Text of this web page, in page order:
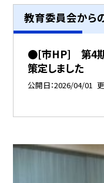
教育委員会から
●[市HP] 第4期
策定しました
公開日 2026/04/01